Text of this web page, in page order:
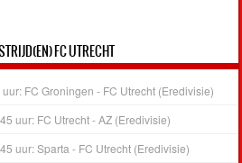
FC UTRECHT
FC Groningen - FC Utrecht (Eredivisie)
uur: FC Utrecht - AZ (Eredivisie)
uur: Sparta - FC Utrecht (Eredivisie)